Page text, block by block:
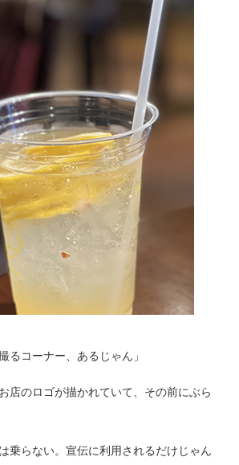
るコーナー、あるじゃん」
店のロゴが描かれていて、その前にぶら
乗らない。宣伝に利用されるだけじゃん